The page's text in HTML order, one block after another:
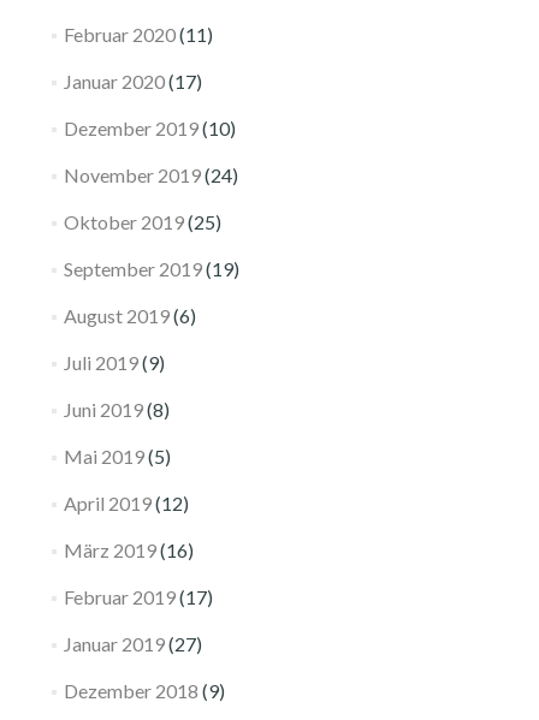
Februar 2020(11)
Januar 2020(17)
Dezember 2019(10)
November 2019(24)
Oktober 2019(25)
September 2019(19)
August 2019(6)
Juli 2019(9)
Juni 2019(8)
Mai 2019(5)
April 2019(12)
März 2019(16)
Februar 2019(17)
Januar 2019(27)
Dezember 2018 (9)